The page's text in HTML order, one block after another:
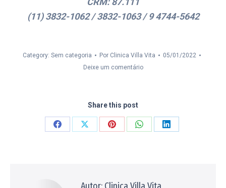
(11) 3832-1062 / 3832-1063 / 9 4744-5642
Category: Sem categoria Por Clinica Villa Vita
05/01/2022
Deixe um comentário
Share this post
CompartilharCompartilharCompartilharCompartilharCompartilhar
Autor: Clinica Villa Vita